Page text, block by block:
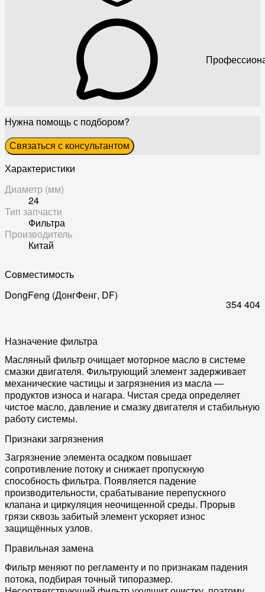
Нужна помощь с подбором?
Связаться с консультантом
Характеристики
Диаметр (мм)
24
Тип запчасти
Фильтра
Производитель
Китай
Совместимость
DongFeng (ДонгФенг, DF)
354404
Назначение фильтра
Масляный фильтр очищает моторное масло в системе
смазки двигателя. Фильтрующий элемент задерживает
механические частицы и загрязнения из масла —
продуктов износа и нагара. Чистая среда определяет
чистое масло, давление и смазку двигателя и стабильную
работу системы.
Признаки загрязнения
Загрязнение элемента осадком повышает
сопротивление потоку и снижает пропускную
способность фильтра. Появляется падение
производительности, срабатывание перепускного
клапана и циркуляция неочищенной среды. Прорыв
грязи сквозь забитый элемент ускоряет износ
защищённых узлов.
Правильная замена
Фильтр меняют по регламенту и по признакам падения
потока, подбирая точный типоразмер.